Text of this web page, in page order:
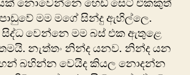
නොවෙන්නෙ හෙඩ් සෙට් එකකුත්
මම මගේ ‍සින්දු ඇහිල්ලෙ.
සිද්ධ වෙන්නෙ මම බස් එක ඇතුළෙ
නැත්තං නින්ද යනව. නින්ද යන
බහින්න වෙයිද කියල නොදන්න